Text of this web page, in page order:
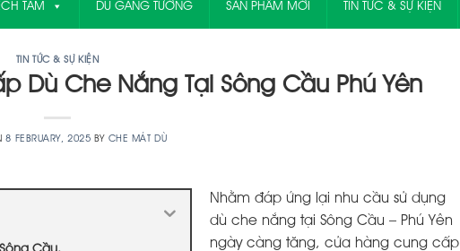
TÂM DÙ GẮNG TƯỜNG SẢN PHẨM MỚI TIN TỨC & SỰ KIỆN
TIN TỨC & SỰ KIỆN
Dù Che Nắng Tại Sông Cầu Phú Yên
8 FEBRUARY, 2025 BY CHE MÁT DÙ
Cầu.
Nhằm đáp ứng lại nhu cầu sử dụng
dù che nắng tại Sông Cầu – Phú Yên
ngày càng tăng, cửa hàng cung cấp